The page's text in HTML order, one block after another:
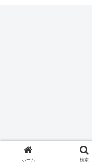
ホーム 検索